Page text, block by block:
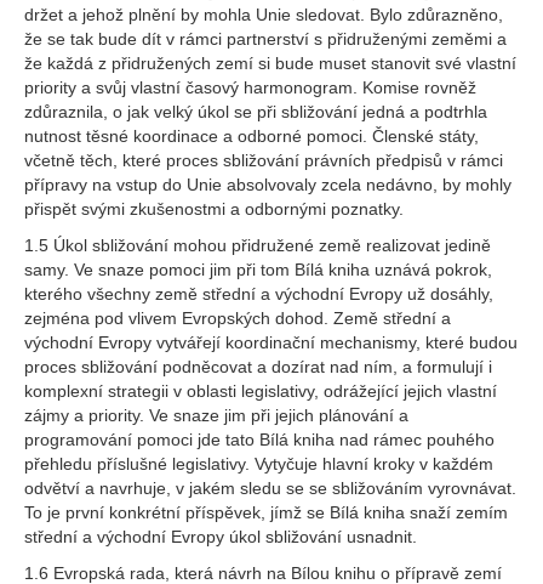
držet a jehož plnění by mohla Unie sledovat. Bylo zdůrazněno,
že se tak bude dít v rámci partnerství s přidruženými zeměmi a
že každá z přidružených zemí si bude muset stanovit své vlastní
priority a svůj vlastní časový harmonogram. Komise rovněž
zdůraznila, o jak velký úkol se při sbližování jedná a podtrhla
nutnost těsné koordinace a odborné pomoci. Členské státy,
včetně těch, které proces sbližování právních předpisů v rámci
přípravy na vstup do Unie absolvovaly zcela nedávno, by mohly
přispět svými zkušenostmi a odbornými poznatky.
1.5 Úkol sbližování mohou přidružené země realizovat jedině
samy. Ve snaze pomoci jim při tom Bílá kniha uznává pokrok,
kterého všechny země střední a východní Evropy už dosáhly,
zejména pod vlivem Evropských dohod. Země střední a
východní Evropy vytvářejí koordinační mechanismy, které budou
proces sbližování podněcovat a dozírat nad ním, a formulují i
komplexní strategii v oblasti legislativy, odrážející jejich vlastní
zájmy a priority. Ve snaze jim při jejich plánování a
programování pomoci jde tato Bílá kniha nad rámec pouhého
přehledu příslušné legislativy. Vytyčuje hlavní kroky v každém
odvětví a navrhuje, v jakém sledu se se sbližováním vyrovnávat.
To je první konkrétní příspěvek, jímž se Bílá kniha snaží zemím
střední a východní Evropy úkol sbližování usnadnit.
1.6 Evropská rada, která návrh na Bílou knihu o přípravě zemí